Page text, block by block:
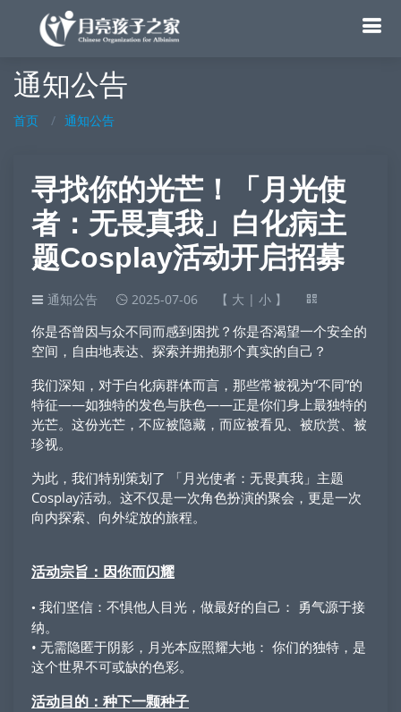
通知公告
首页 通知公告
寻找你的光芒！「月光使
者：无畏真我」白化病主
题Cosplay活动开启招募
通知公告 2025-07-06 【 大 | 小 】
你是否曾因与众不同而感到困扰？你是否渴望一个安全的
空间，自由地表达、探索并拥抱那个真实的自己？
我们深知，对于白化病群体而言，那些常被视为“不同”的
特征——如独特的发色与肤色——正是你们身上最独特的
光芒。这份光芒，不应被隐藏，而应被看见、被欣赏、被
珍视。
为此，我们特别策划了 「月光使者：无畏真我」主题
Cosplay活动。这不仅是一次角色扮演的聚会，更是一次
向内探索、向外绽放的旅程。
活动宗旨：因你而闪耀
• 我们坚信：不惧他人目光，做最好的自己： 勇气源于接
纳。
• 无需隐匿于阴影，月光本应照耀大地： 你们的独特，是
这个世界不可或缺的色彩。
活动目的：种下一颗种子